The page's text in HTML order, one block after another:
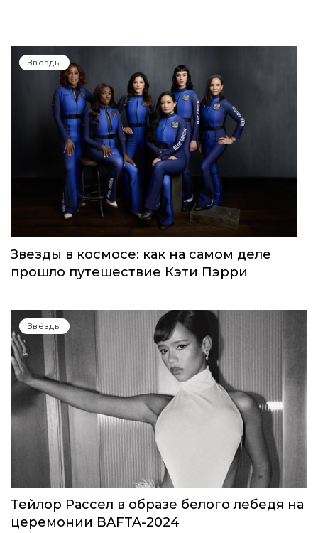
Звёзды
Звезды в космосе: как на самом деле
прошло путешествие Кэти Пэрри
Звёзды
Тейлор Рассел в образе белого лебедя на
церемонии BAFTA-2024